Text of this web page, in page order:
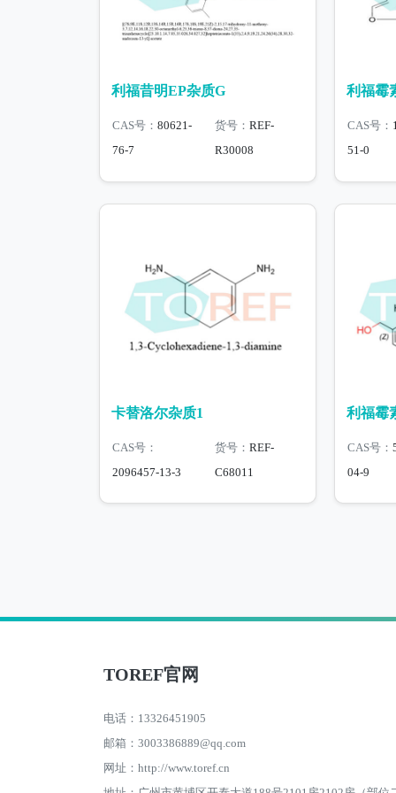
利福昔明EP杂质G
CAS号： 80621-
76-7
货号： REF-
R30008
利福霉
CAS号：
51-0
卡替洛尔杂质1
CAS号：
2096457-13-3
货号： REF-
C68011
利福霉
CAS号：
04-9
TOREF官网
电话：13326451905
邮箱：3003386889@qq.com
网址：http://www.toref.cn